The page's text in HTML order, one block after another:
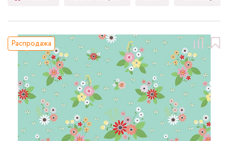
Распродажа